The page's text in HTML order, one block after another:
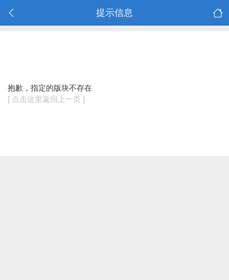
提示信息
抱歉，指定的版块不存在
[ 点击这里返回上一页 ]